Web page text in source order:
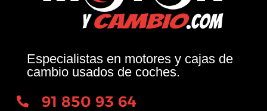
Especialistas en motores y cajas de
cambio usados de coches.
91 850 93 64